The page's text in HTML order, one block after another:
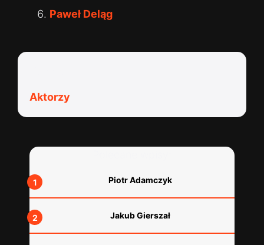
Paweł Deląg
Aktorzy
Piotr Adamczyk
Jakub Gierszał